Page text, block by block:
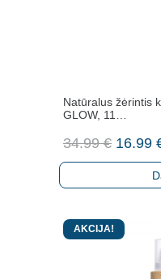
Natūralus žėrintis
GLOW, 11…
34.99€
price
16.99
AKCIJA!